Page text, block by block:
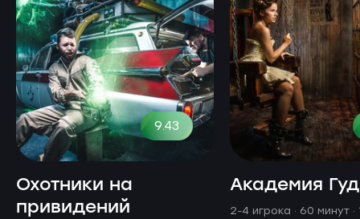
9.43
Охотники на
привидений
Академия
2-4 игрока · 60 минут